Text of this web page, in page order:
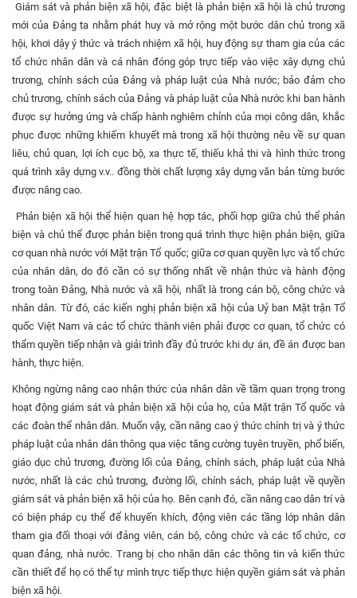
Giám sát và phản biện xã hội, đặc biệt là phản biện xã hội là chủ trương
mới của Đảng ta nhằm phát huy và mở rộng một bước dân chủ trong xã
hội, khơi dậy ý thức và trách nhiệm xã hội, huy động sự tham gia của các
tổ chức nhân dân và cá nhân đóng góp trực tiếp vào việc xây dựng chủ
trương, chính sách của Đảng và pháp luật của Nhà nước; bảo đảm cho
chủ trương, chính sách của Đảng và pháp luật của Nhà nước khi ban hành
được sự hưởng ứng và chấp hành nghiêm chỉnh của mọi công dân, khắc
phục được những khiếm khuyết mà trong xã hội thường nêu về sự quan
liêu, chủ quan, lợi ích cục bộ, xa thực tế, thiếu khả thi và hình thức trong
quá trình xây dựng v.v.. đồng thời chất lượng xây dựng văn bản từng bước
được nâng cao.
Phản biện xã hội thể hiện quan hệ hợp tác, phối hợp giữa chủ thể phản
biện và chủ thể được phản biện trong quá trình thực hiện phản biện, giữa
cơ quan nhà nước với Mặt trận Tổ quốc; giữa cơ quan quyền lực và tổ chức
của nhân dân, do đó cần có sự thống nhất về nhận thức và hành động
trong toàn Đảng, Nhà nước và xã hội, nhất là trong cán bộ, công chức và
nhân dân. Từ đó, các kiến nghị phản biện xã hội của Uỷ ban Mặt trận Tổ
quốc Việt Nam và các tổ chức thành viên phải được cơ quan, tổ chức có
thẩm quyền tiếp nhận và giải trình đầy đủ trước khi dự án, đề án được ban
hành, thực hiện.
Không ngừng nâng cao nhận thức của nhân dân về tầm quan trọng trong
hoạt động giám sát và phản biện xã hội của họ, của Mặt trận Tổ quốc và
các đoàn thể nhân dân. Muốn vậy, cần nâng cao ý thức chính trị và ý thức
pháp luật của nhân dân thông qua việc tăng cường tuyên truyền, phổ biến,
giáo dục chủ trương, đường lối của Đảng, chính sách, pháp luật của Nhà
nước, nhất là các chủ trương, đường lối, chính sách, pháp luật về quyền
giám sát và phản biện xã hội của họ. Bên cạnh đó, cần nâng cao dân trí và
có biện pháp cụ thể để khuyến khích, động viên các tầng lớp nhân dân
tham gia đối thoại với đảng viên, cán bộ, công chức và các tổ chức, cơ
quan đảng, nhà nước. Trang bị cho nhân dân các thông tin và kiến thức
cần thiết để họ có thể tự mình trực tiếp thực hiện quyền giám sát và phản
biện xã hội.